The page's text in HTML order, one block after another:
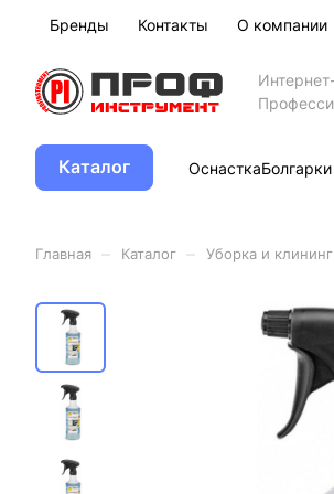
Бренды Контакты О компании
Каталог Оснастка
Главная Каталог Уборка и клининг